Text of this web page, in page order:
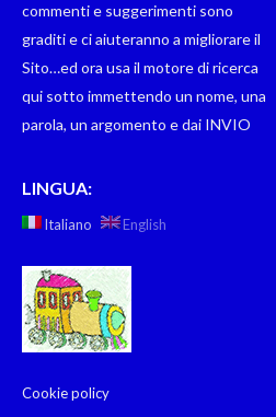
commenti e suggerimenti sono
graditi e ci aiuteranno a migliorare il
Sito…ed ora usa il motore di ricerca
qui sotto immettendo un nome, una
parola, un argomento e dai INVIO
LINGUA:
Italiano English
Cookie policy